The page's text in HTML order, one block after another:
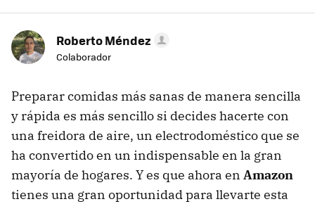
Roberto Méndez
Colaborador
Preparar comidas más sanas de manera sencilla
y rápida es más sencillo si decides hacerte con
una freidora de aire, un electrodoméstico que se
ha convertido en un indispensable en la gran
mayoría de hogares. Y es que ahora en Amazon
tienes una gran oportunidad para llevarte esta